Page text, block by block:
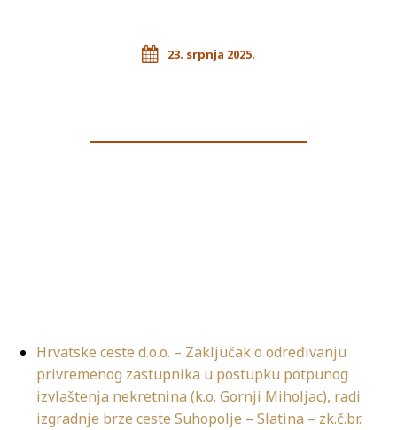
23. srpnja 2025.
Hrvatske ceste d.o.o. – Zaključak o određivanju
privremenog zastupnika u postupku potpunog
izvlaštenja nekretnina (k.o. Gornji Miholjac), radi
izgradnje brze ceste Suhopolje – Slatina – zk.č.br.